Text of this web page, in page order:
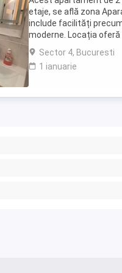
etaje, se află zona
include facilități
moderne. Locația
apropiere găsești
Sector 4, Bucuresti
1 ianuarie